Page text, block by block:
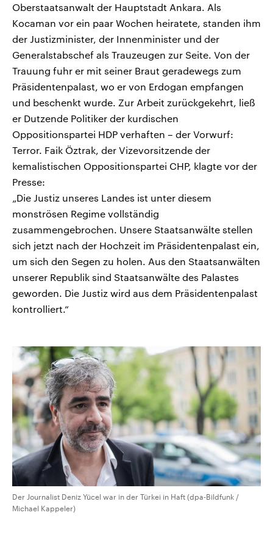
Oberstaatsanwalt der Hauptstadt Ankara. Als
Kocaman vor ein paar Wochen heiratete, standen ihm
der Justizminister, der Innenminister und der
Generalstabschef als Trauzeugen zur Seite. Von der
Trauung fuhr er mit seiner Braut geradewegs zum
Präsidentenpalast, wo er von Erdogan empfangen
und beschenkt wurde. Zur Arbeit zurückgekehrt, ließ
er Dutzende Politiker der kurdischen
Oppositionspartei HDP verhaften – der Vorwurf:
Terror. Faik Öztrak, der Vizevorsitzende der
kemalistischen Oppositionspartei CHP, klagte vor der
Presse:
„Die Justiz unseres Landes ist unter diesem
monströsen Regime vollständig
zusammengebrochen. Unsere Staatsanwälte stellen
sich jetzt nach der Hochzeit im Präsidentenpalast ein,
um sich den Segen zu holen. Aus den Staatsanwälten
unserer Republik sind Staatsanwälte des Palastes
geworden. Die Justiz wird aus dem Präsidentenpalast
kontrolliert.“
Der Journalist Deniz Yücel war in der Türkei in Haft (dpa-Bildfunk /
Michael Kappeler)